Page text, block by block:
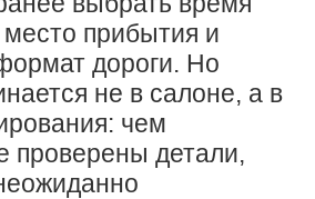
место прибытия и
дороги. Но
не в салоне, а в
чем
проверены детали,